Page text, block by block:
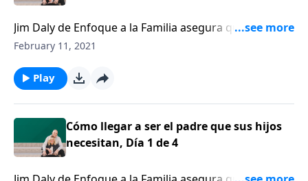
Jim Daly de Enfoque a la Familia asegura que cada
uno de nosotros tiene el anhelo de estar conectados
February 11, 2021
Play
Cómo llegar a ser el padre que sus hijos
necesitan, Día 1 de 4